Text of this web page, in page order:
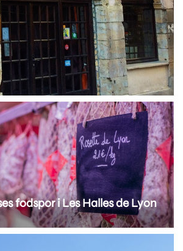
fodspor i Les Halles de Lyon